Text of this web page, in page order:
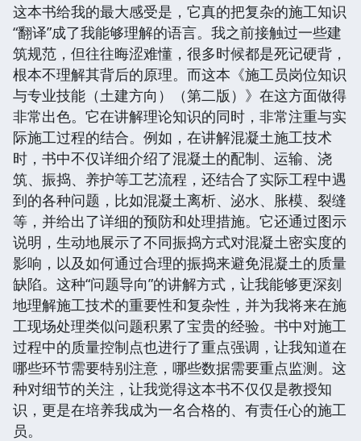
这本书给我的最大感受是，它真的把复杂的施工知识
“翻译”成了我能够理解的语言。我之前接触过一些建
筑规范，但往往晦涩难懂，很多时候都是死记硬背，
根本不理解其背后的原理。而这本《施工员岗位知识
与专业技能（土建方向）（第二版）》在这方面做得
非常出色。它在讲解理论知识的同时，非常注重与实
际施工过程的结合。例如，在讲解混凝土施工技术
时，书中不仅详细介绍了混凝土的配制、运输、浇
筑、振捣、养护等工艺流程，还结合了实际工程中遇
到的各种问题，比如混凝土离析、泌水、胀模、裂缝
等，并给出了详细的预防和处理措施。它还通过图示
说明，生动地展示了不同振捣方式对混凝土密实度的
影响，以及如何通过合理的振捣来避免混凝土的质量
缺陷。这种“问题导向”的讲解方式，让我能够更深刻
地理解施工技术的重要性和复杂性，并为我将来在施
工现场处理类似问题积累了宝贵的经验。书中对施工
过程中的质量控制点也进行了重点强调，让我知道在
哪些环节需要特别注意，哪些数据需要重点监测。这
种对细节的关注，让我觉得这本书不仅仅是教授知
识，更是在培养我成为一名合格的、有责任心的施工
员。